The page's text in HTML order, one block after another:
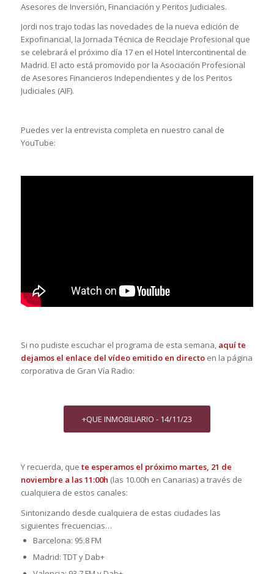
Asesores de Inversión, Financiación y Peritos Judiciales.
Jordi nos trajo todas las novedades de la nueva edición de
Expofinancial, la Jornada Técnica de Reciclaje Profesional que
se celebrará el próximo día 17 en el Hotel Intercontinental de
Madrid. El acto está promovido por la Asociación Profesional
de Asesores Financieros Independientes y de los Peritos
Judiciales (AIF).
Puedes ver la entrevista completa en nuestro canal de
YouTube:
Si no pudiste escuchar el programa de esta semana, aquí te
dejamos el enlace del vídeo emitido en directoen la página
corporativa de Gran Vía Radio:
+QUE INMOBILIARIO - 14/11/23
Y recuerda, que te esperamos el próximo martes, 21 de
noviembre a las 11:00h (las 10.00h en Canarias) a través de
cualquiera de estos canales:
Sintonizando desde cualquiera de estas ciudades las
siguientes frecuencias…
Barcelona: 95.8 FM
Madrid: TDT y Dab+